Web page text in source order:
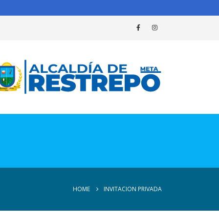
HOME INVITACION PRIVADA